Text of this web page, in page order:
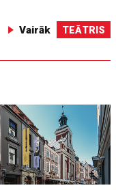
Vairāk TEĀTRIS